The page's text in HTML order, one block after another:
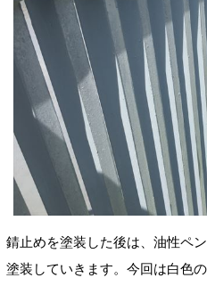
錆止めを塗装した後は、油性ペ
塗装していきます。今回は白色